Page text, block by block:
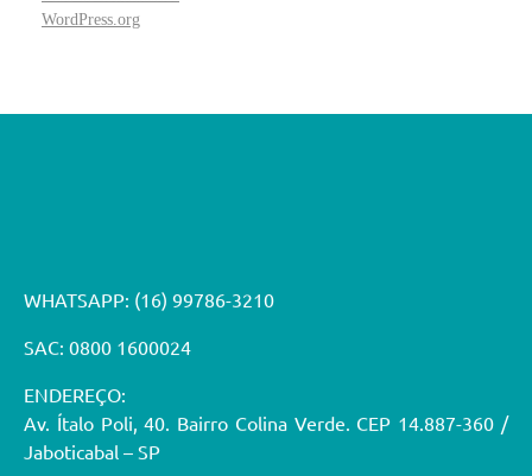
WordPress.org
WHATSAPP: (16) 99786-3210
SAC: 0800 1600024
ENDEREÇO:
Av. Ítalo Poli, 40. Bairro Colina Verde. CEP 14.887-360 /
Jaboticabal – SP